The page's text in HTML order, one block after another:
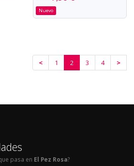
Nuevo
< 1 2 3 4 >
pasa en El Pez Rosa?